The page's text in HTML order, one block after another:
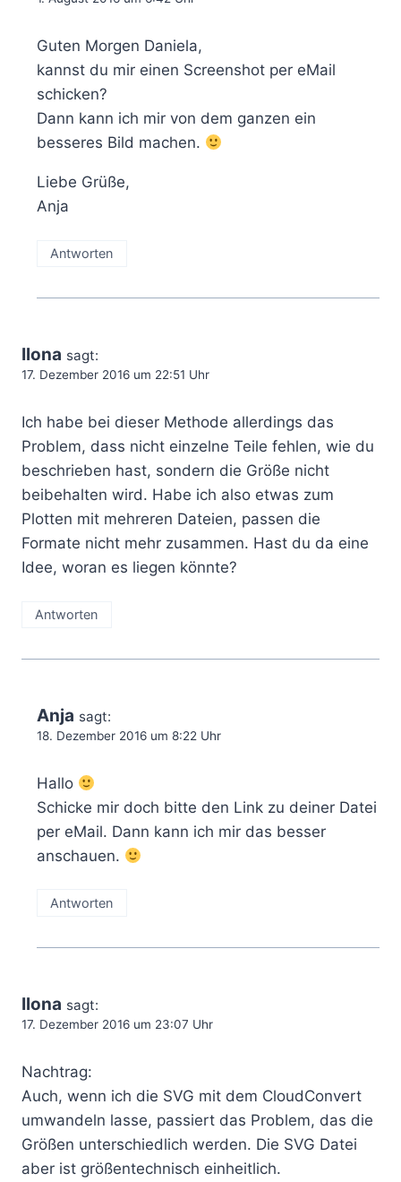
Guten Morgen Daniela,
kannst du mir einen Screenshot per eMail
schicken?
Dann kann ich mir von dem ganzen ein
besseres Bild machen.
Liebe Grüße,
Anja
Antworten
Ilona sagt:
17. Dezember 2016 um 22:51 Uhr
Ich habe bei dieser Methode allerdings das
Problem, dass nicht einzelne Teile fehlen, wie du
beschrieben hast, sondern die Größe nicht
beibehalten wird. Habe ich also etwas zum
Plotten mit mehreren Dateien, passen die
Formate nicht mehr zusammen. Hast du da eine
Idee, woran es liegen könnte?
Antworten
Anja sagt:
18. Dezember 2016 um 8:22 Uhr
Hallo
Schicke mir doch bitte den Link zu deiner Datei
per eMail. Dann kann ich mir das besser
anschauen.
Antworten
Ilona sagt:
17. Dezember 2016 um 23:07 Uhr
Nachtrag:
Auch, wenn ich die SVG mit dem CloudConvert
umwandeln lasse, passiert das Problem, das die
Größen unterschiedlich werden. Die SVG Datei
aber ist größentechnisch einheitlich.